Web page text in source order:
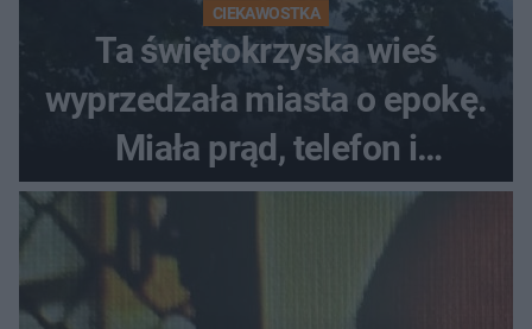
CIEKAWOSTKA
Ta świętokrzyska wieś
wyprzedzała miasta o epokę.
Miała prąd, telefon i
luksusowe auto